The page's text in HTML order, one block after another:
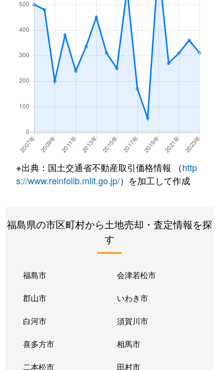
※出典：国土交通省不動産取引価格情報 （http
s://www.reinfolib.mlit.go.jp/）を加工して作成
福島県の市区町村から土地売却・査定情報を探
す
福島市 会津若松市
郡山市 いわき市
白河市 須賀川市
喜多方市 相馬市
二本松市 田村市